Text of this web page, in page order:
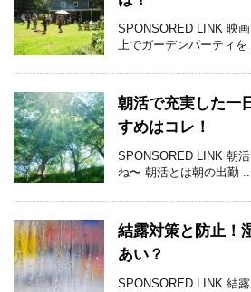
SPONSORED LINK 映
上でガーデンパーティを
朝活で充実した一
すめはコレ！
SPONSORED LINK 朝
ね〜 朝活とは朝の出勤
結露対策と防止！
あい？
SPONSORED LINK 結